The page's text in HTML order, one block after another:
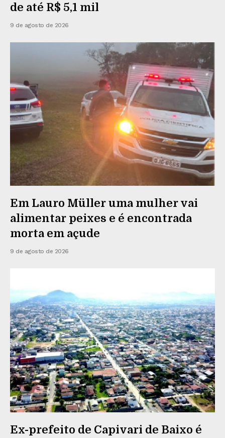
de até R$ 5,1 mil
9 de agosto de 2026
Em Lauro Müller uma mulher vai
alimentar peixes e é encontrada
morta em açude
9 de agosto de 2026
Ex-prefeito de Capivari de Baixo é